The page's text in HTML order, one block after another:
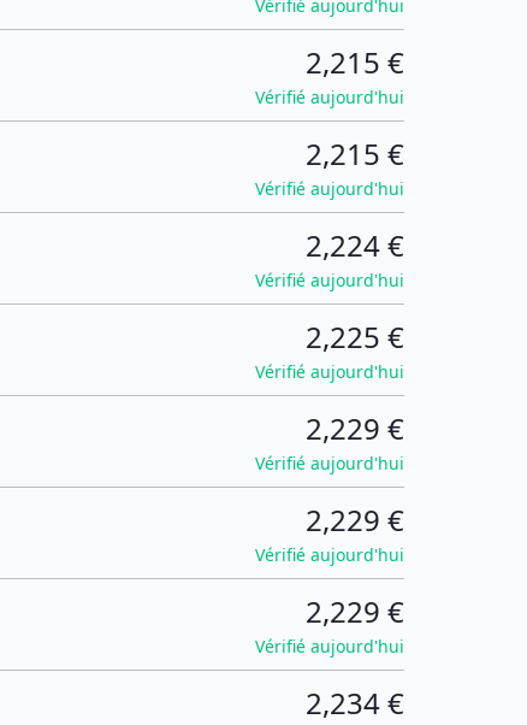
Vérifié aujourd'hui
2,215 €
Vérifié aujourd'hui
2,215 €
Vérifié aujourd'hui
2,224 €
Vérifié aujourd'hui
2,225 €
Vérifié aujourd'hui
2,229 €
Vérifié aujourd'hui
2,229 €
Vérifié aujourd'hui
2,229 €
Vérifié aujourd'hui
2,234 €